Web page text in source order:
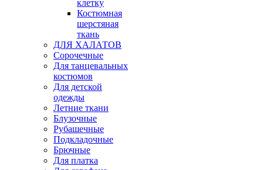
клетку
Костюмная
шерстяная
ткань
ДЛЯ ХАЛАТОВ
Сорочечные
Для танцевальных
костюмов
Для детской
одежды
Летние ткани
Блузочные
Рубашечные
Подкладочные
Брючные
Для платка